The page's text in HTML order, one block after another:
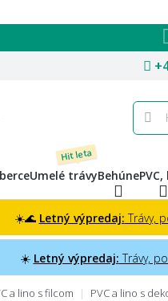
Hit leta
Umelé trávyBehúne
☀️🌊 Letný výpredaj: Trávy,
☀️ Letný výpredaj: Trávy,
a lino s filcom PVC a lino s